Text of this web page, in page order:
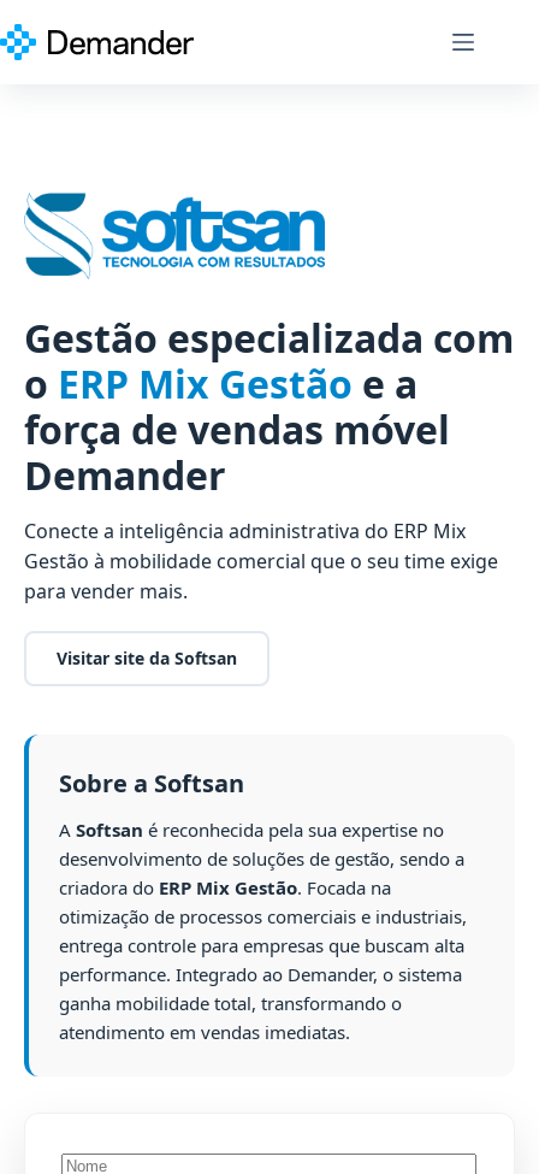
para
o
Gestão especializada com
o ERP Mix Gestão e a
força de vendas móvel
Demander
Conecte a inteligência administrativa do ERP Mix
Gestão à mobilidade comercial que o seu time exige
para vender mais.
Visitar site da Softsan
Sobre a Softsan
A Softsan é reconhecida pela sua expertise no
desenvolvimento de soluções de gestão, sendo a
criadora do ERP Mix Gestão. Focada na
otimização de processos comerciais e industriais,
entrega controle para empresas que buscam alta
performance. Integrado ao Demander, o sistema
ganha mobilidade total, transformando o
atendimento em vendas imediatas.